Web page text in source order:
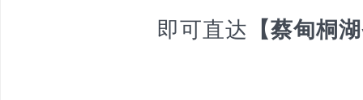
即可直达 【蔡甸桐